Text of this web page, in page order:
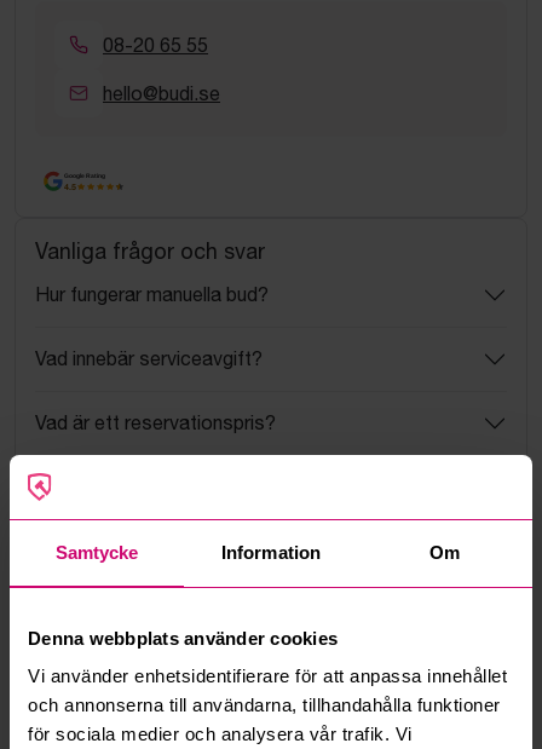
Samtycke Information Om
Denna webbplats använder cookies
Vi använder enhetsidentifierare för att anpassa innehållet
och annonserna till användarna, tillhandahålla funktioner
för sociala medier och analysera vår trafik. Vi
08-20 65 55
hello@budi.se
Google Rating
4.5
Vanliga frågor och svar
Hur fungerar manuella bud?
Vad innebär serviceavgift?
Vad är ett reservationspris?
Hur fungerar maxbud?
Hur fungerar budmotorn?
Kan ni frakta mina vunna objekt?
Läs fler frågor och svar